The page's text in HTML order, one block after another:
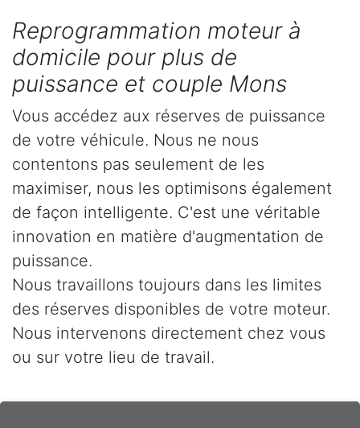
Reprogrammation moteur à
domicile pour plus de
puissance et couple Mons
Vous accédez aux réserves de puissance
de votre véhicule. Nous ne nous
contentons pas seulement de les
maximiser, nous les optimisons également
de façon intelligente. C'est une véritable
innovation en matière d'augmentation de
puissance.
Nous travaillons toujours dans les limites
des réserves disponibles de votre moteur.
Nous intervenons directement chez vous
ou sur votre lieu de travail.